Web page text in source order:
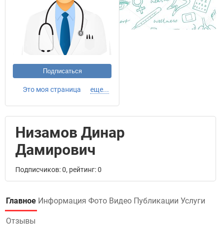
Подписаться
Это моя страница еще...
Низамов Динар
Дамирович
Подписчиков: 0, рейтинг: 0
Главное Информация Фото Видео Публикации Услуги
Отзывы